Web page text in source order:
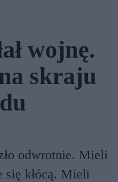
wojnę.
skraju
odwrotnie. Mieli
się kłócą. Mieli